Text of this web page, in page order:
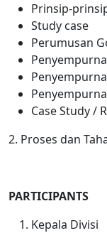
Prinsip-
Study case
Perumusan
Case Study /
2. Proses dan
PARTICIPANTS
Kepala Divisi